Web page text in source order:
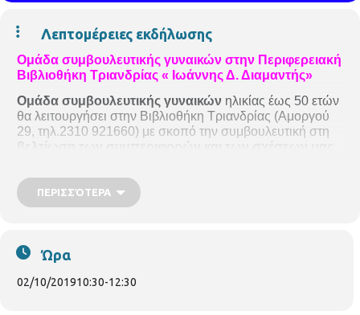
Λεπτομέρειες εκδήλωσης
Ομάδα συμβουλευτικής γυναικών στην Περιφερειακή
Βιβλιοθήκη Τριανδρίας « Ιωάννης Δ. Διαμαντής»
Ομάδα συμβουλευτικής γυναικών ηλικίας έως 50 ετών
θα λειτουργήσει στην Βιβλιοθήκη Τριανδρίας (Αμοργού
29, τηλ.2310 921660) με σκοπό την συμβουλευτική στη
βελτίωση των συμπεριφορών και των σχέσεων μας,
Η ομάδα ξεκινάειΤετάρτη 2 Οκτωβρίου 2019 στις
10:30-12:30 το πρωί
Τετάρτη για 4 μήνες
Εκπαιδευτικός-Σύμβουλος σε θέματα Παιδαγωγικής
Ψυχολογίας.
Αγωγής, για 20 χρόνια. Σπουδές στη Συστημική
ΠΕΡΙΣΣΌΤΕΡΑ
Ώρα
02/10/201910:30-12:30